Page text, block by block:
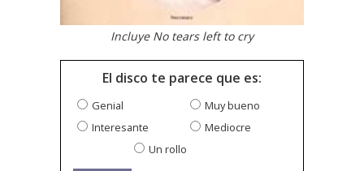
Incluye No tears left to cry
El disco te parece que es:
Genial
Muy bueno
Interesante
Mediocre
Un rollo